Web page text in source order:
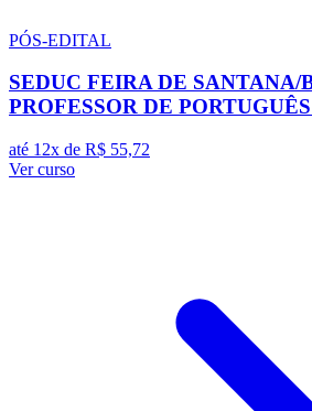
PÓS-EDITAL
SEDUC FEIRA DE SANTANA/
PROFESSOR DE
até 12x de R$ 55,72
Ver curso